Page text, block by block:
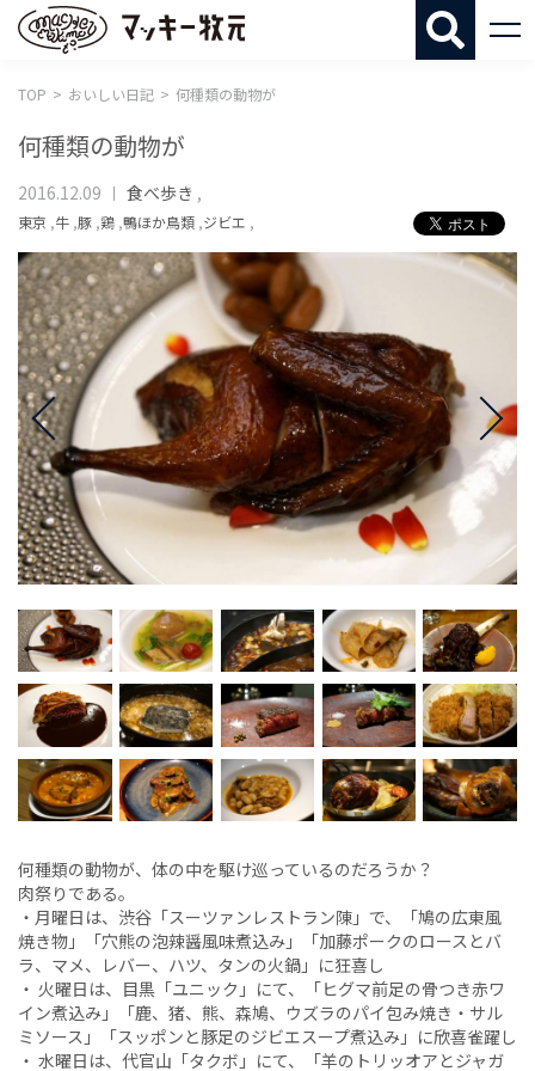
TOP おいしい日記 何種類の動物が
何種類の動物が
2016.12.09 食べ歩き ,
東京 ,牛 ,豚 ,鶏 ,鴨ほか鳥類 ,ジビエ ,
何種類の動物が、体の中を駆け巡っているのだろうか？
肉祭りである。
・月曜日は、渋谷「スーツァンレストラン陳」で、「鳩の広東風
焼き物」「穴熊の泡辣醤風味煮込み」「加藤ポークのロースとバ
ラ、マメ、レバー、ハツ、タンの火鍋」に狂喜し
・ 火曜日は、目黒「ユニック」にて、「ヒグマ前足の骨つき赤ワ
イン煮込み」「鹿、猪、熊、森鳩、ウズラのパイ包み焼き・サル
ミソース」「スッポンと豚足のジビエスープ煮込み」に欣喜雀躍し
・ 水曜日は、代官山「タクボ」にて、「羊のトリッオアとジャガ